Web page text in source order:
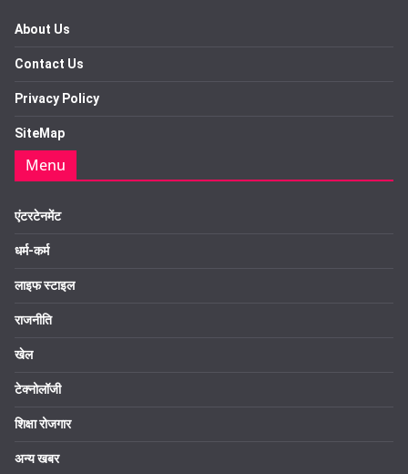
About Us
Contact Us
Privacy Policy
SiteMap
Menu
एंटरटेनमेंट
धर्म-कर्म
लाइफ स्टाइल
राजनीति
खेल
टेक्नोलॉजी
शिक्षा रोजगार
अन्य खबर